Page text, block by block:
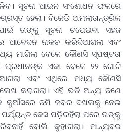
ସୂଚନା ଆଇନ ସଂଶୋଧନ ଫଳରେ
ହେଲା। ବିଜେଡି ଅମଲାତାନ୍ତ୍ରିକ
ତାଙ୍କୁ ସୂଚନା ଚପେଇବା ସହଜ
ଆବେଦନ ନାକଚ କରିଦିଆଗଲା ଏବଂ
ମାଗିଲା ବେଳେ କୌଣସି ସ୍ପଷ୍ଟତା
ପ୍ରଧାନଙ୍କ ଏକା ବେଳେ ୨୨ ଗୋଟି
ଏବଂ ଏଥିରେ ମଧ୍ୟ କୌଣସି
କରାଗଲା। ଏହି ଭଳି ଅନ୍ୟ ଜଣେ
କୁଆଁସରେ ଜମି ଜବର ଦଖଲକୁ ନେଇ
କେସ ପଡ଼ିରହିଲା ପରେ ତାଙ୍କୁ
ବୋଲି କୁହାଗଲା। ମାନ୍ୟବର